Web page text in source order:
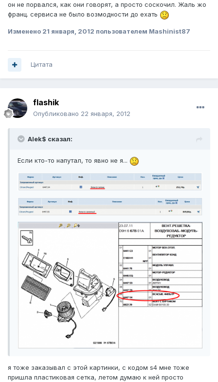
он не порвался, как они говорят, а просто соскочил. Жаль жо
франц. сервиса не было возмодности до ехать
Изменено 21 января, 2012 пользователем Mashinist87
Цитата
flashik
Опубликовано 22 января, 2012
Alek$ сказал:
Если кто-то напутал, то явно не я...
я тоже заказывал с этой картинки, с кодом s4 мне тоже
пришла пластиковая сетка, летом думаю к ней просто